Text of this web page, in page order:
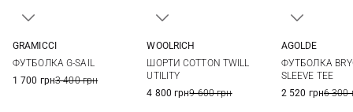
GRAMICCI
ФУТБОЛКА G-SAIL
1 700 грн3 400 грн
29
WOOLRICH
ШОРТИ COTTON TWILL
UTILITY
4 800 грн9 600 грн
AGOLDE
ФУТБОЛКА
SLEEVE TEE
2 520 грн6 300